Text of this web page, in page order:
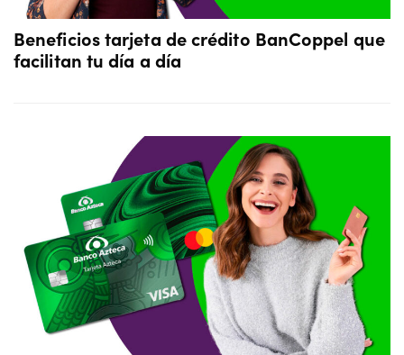
Beneficios tarjeta de crédito BanCoppel que
facilitan tu día a día